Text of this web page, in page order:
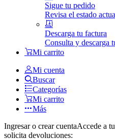
Sigue tu pedido
Revisa el estado
Descarga tu factura
Consulta y descarga
Mi carrito
Mi cuenta
Buscar
Categorías
Mi carrito
Más
Ingresar o crear cuentaAccede a
solicita devoluciones: